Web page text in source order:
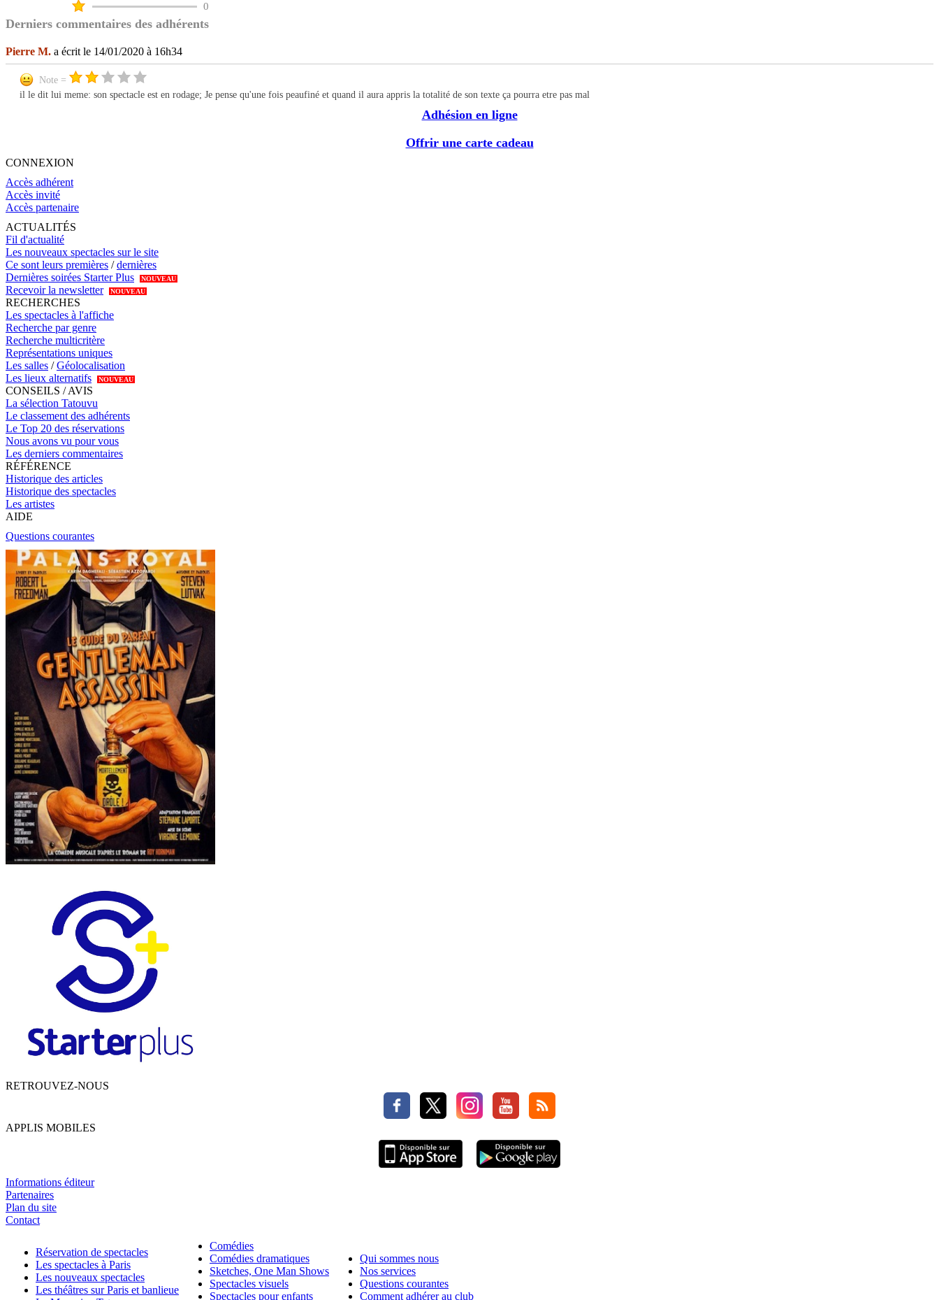
0
Derniers commentaires des adhérents
Pierre M. a écrit le 14/01/2020 à 16h34
Note =
il le dit lui meme: son spectacle est en rodage; Je pense qu'une fois peaufiné et quand il aura appris la totalité de son texte ça pourra etre pas mal
Adhésion en ligne
Offrir une carte cadeau
CONNEXION
Accès adhérent
Accès invité
Accès partenaire
ACTUALITÉS
Fil d'actualité
Les nouveaux spectacles sur le site
Ce sont leurs premières /dernières
Dernières soirées Starter Plus
NOUVEAU
Recevoir la newsletter NOUVEAU
RECHERCHES
Les spectacles à l'affiche
Recherche par genre
Recherche multicritère
Représentations uniques
Les salles /Géolocalisation
Les lieux alternatifs
NOUVEAU
CONSEILS / AVIS
La sélection Tatouvu
Le classement des adhérents
Le Top 20 des réservations
Nous avons vu pour vous
Les derniers commentaires
RÉFÉRENCE
Historique des articles
Historique des spectacles
Les artistes
AIDE
Questions courantes
RETROUVEZ-NOUS
APPLIS MOBILES
Informations éditeur
Partenaires
Plan du site
Contact
Réservation de spectacles
Les spectacles à Paris
Les nouveaux spectacles
Les théâtres sur Paris et banlieue
Comédies
Comédies dramatiques
Sketches, One Man Shows
Spectacles visuels
Spectacles pour enfants
Qui sommes nous
Nos services
Questions courantes
Comment adhérer au club